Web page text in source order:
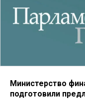
Министерство
подготовили